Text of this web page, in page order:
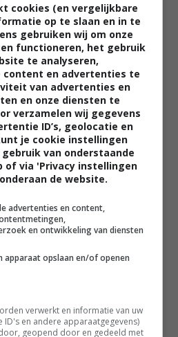
cookies (en vergelijkbare
op te slaan en in te
gebruiken wij om onze
functioneren, het gebruik
te analyseren,
content en advertenties te
van advertenties en
en onze diensten te
verzamelen wij gegevens
ID’s, geolocatie en
je cookie instellingen
van onderstaande
of via 'Privacy instellingen
de website.
advertenties en content,
en ontwikkeling van diensten
apparaat opslaan en/of openen
verwerkt en informatie van uw
ID's en andere apparaatgegevens)
geopend door en gedeeld met